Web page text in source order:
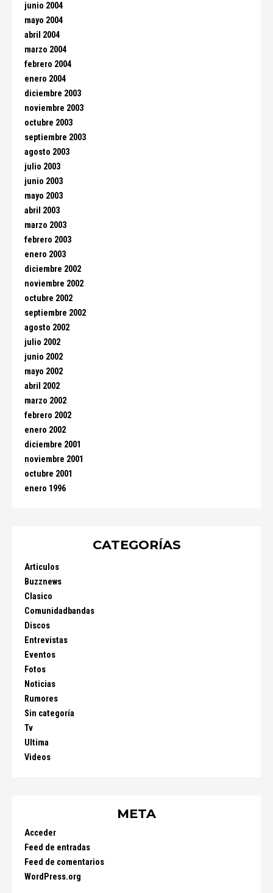
junio 2004
mayo 2004
abril 2004
marzo 2004
febrero 2004
enero 2004
diciembre 2003
noviembre 2003
octubre 2003
septiembre 2003
agosto 2003
julio 2003
junio 2003
mayo 2003
abril 2003
marzo 2003
febrero 2003
enero 2003
diciembre 2002
noviembre 2002
octubre 2002
septiembre 2002
agosto 2002
julio 2002
junio 2002
mayo 2002
abril 2002
marzo 2002
febrero 2002
enero 2002
diciembre 2001
noviembre 2001
octubre 2001
enero 1996
CATEGORÍAS
Articulos
Buzznews
Clasico
Comunidadbandas
Discos
Entrevistas
Eventos
Fotos
Noticias
Rumores
Sin categoría
Tv
Ultima
Videos
META
Acceder
Feed de entradas
Feed de comentarios
WordPress.org